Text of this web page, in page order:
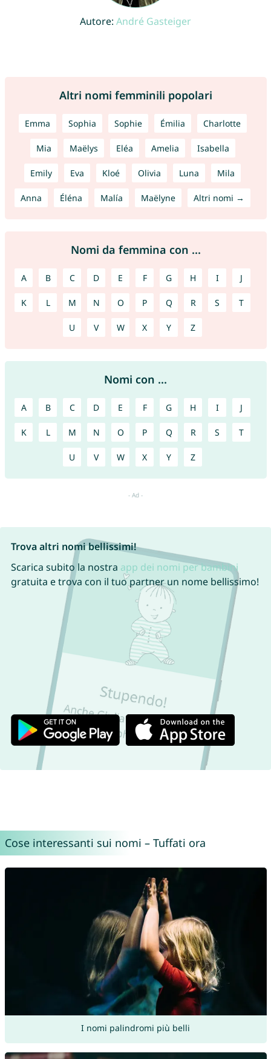
Autore: André Gasteiger
Altri nomi femminili popolari
Emma Sophia Sophie Émilia Charlotte
Mia Maëlys Eléa Amelia Isabella
Emily Eva Kloé Olivia Luna Mila
Anna Éléna Malía Maëlyne Altri nomi →
Nomi da femmina con ...
A B C D E F G H I J
K L M N O P Q R S T
U V W X Y Z
Nomi con ...
A B C D E F G H I J
K L M N O P Q R S T
U V W X Y Z
Trova altri nomi bellissimi!
Scarica subito la nostra app dei nomi per bambini
gratuita e trova con il tuo partner un nome bellissimo!
Cose interessanti sui nomi – Tuffati ora
I nomi palindromi più belli